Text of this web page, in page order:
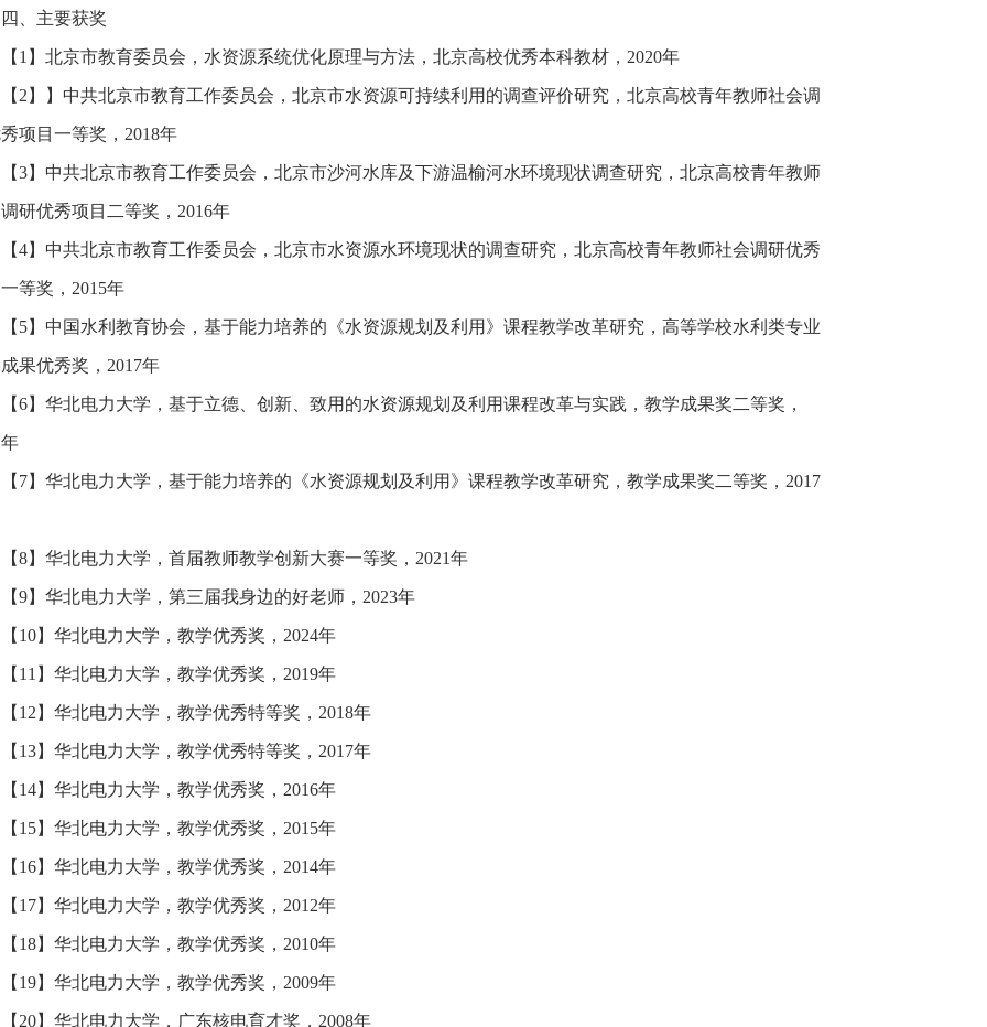
四、主要获奖
【1】北京市教育委员会，水资源系统优化原理与方法，北京高校优秀本科教材，2020年
【2】】中共北京市教育工作委员会，北京市水资源可持续利用的调查评价研究，北京高校青年教师社会调
项目一等奖，2018年
【3】中共北京市教育工作委员会，北京市沙河水库及下游温榆河水环境现状调查研究，北京高校青年教师
研优秀项目二等奖，2016年
【4】中共北京市教育工作委员会，北京市水资源水环境现状的调查研究，北京高校青年教师社会调研优秀
等奖，2015年
【5】中国水利教育协会，基于能力培养的《水资源规划及利用》课程教学改革研究，高等学校水利类专业
果优秀奖，2017年
【6】华北电力大学，基于立德、创新、致用的水资源规划及利用课程改革与实践，教学成果奖二等奖，
【7】华北电力大学，基于能力培养的《水资源规划及利用》课程教学改革研究，教学成果奖二等奖，2017
【8】华北电力大学，首届教师教学创新大赛一等奖，2021年
【9】华北电力大学，第三届我身边的好老师，2023年
【10】华北电力大学，教学优秀奖，2024年
【11】华北电力大学，教学优秀奖，2019年
【12】华北电力大学，教学优秀特等奖，2018年
【13】华北电力大学，教学优秀特等奖，2017年
【14】华北电力大学，教学优秀奖，2016年
【15】华北电力大学，教学优秀奖，2015年
【16】华北电力大学，教学优秀奖，2014年
【17】华北电力大学，教学优秀奖，2012年
【18】华北电力大学，教学优秀奖，2010年
【19】华北电力大学，教学优秀奖，2009年
【20】华北电力大学，广东核电育才奖，2008年